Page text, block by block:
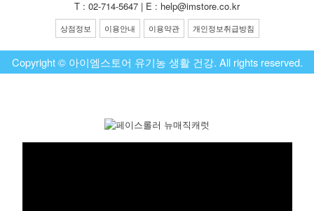
T : 02-714-5647 | E : help@imstore.co.kr
상점정보 이용안내 이용약관 개인정보취급방침
Copyright © 아이엠스토어 유기농 생활 건강. All rights reserved.